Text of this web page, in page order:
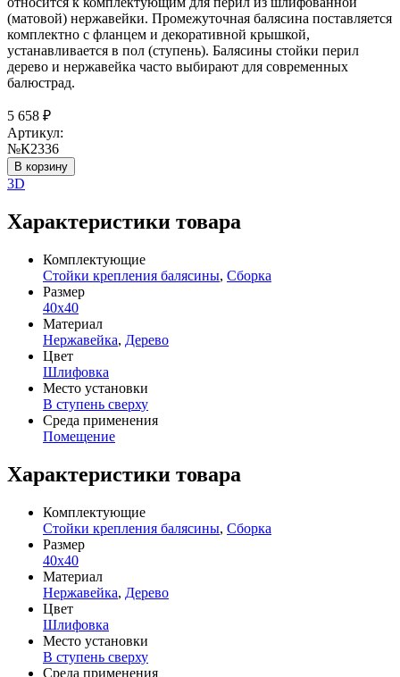
(матовой) нержавейки. Промежуточная балясина поставляется
комплектно с фланцем и декоративной крышкой,
устанавливается в пол (ступень). Балясины стойки перил
дерево и нержавейка часто выбирают для современных
балюстрад.
5 658 ₽
Артикул:
№К2336
В корзину
3D
Характеристики товара
Комплектующие
Стойки крепления балясины, Сборка
Размер
40х40
Материал
Нержавейка, Дерево
Цвет
Шлифовка
Место установки
В ступень сверху
Среда применения
Помещение
Характеристики товара
Комплектующие
Стойки крепления балясины, Сборка
Размер
40х40
Материал
Нержавейка, Дерево
Цвет
Шлифовка
Место установки
В ступень сверху
Среда применения